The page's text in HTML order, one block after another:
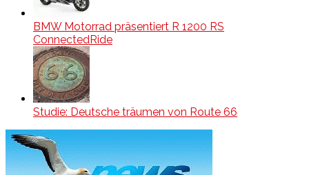
BMW Motorrad präsentiert R 1200 RS
ConnectedRide
Studie: Deutsche träumen von Route 66